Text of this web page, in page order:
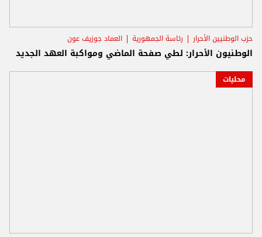
حزب الوطنيين الأحرار رئاسة الجمهورية العماد جوزيف عون
الوطنيون الأحرار: لطي صفحة الماضي ومواكبة العهد الجديد
محليات